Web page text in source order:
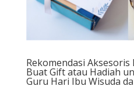
Rekomendasi
Buat Gift atau Hadiah
Guru Hari Ibu Wisuda